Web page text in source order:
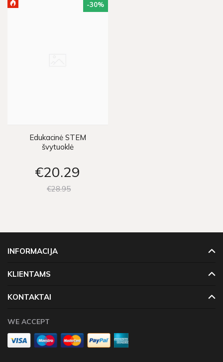
-30%
Edukacinė STEM
švytuoklė
€20 29
€2895
INFORMACIJA
KLIENTAMS
KONTAKTAI
WE ACCEPT